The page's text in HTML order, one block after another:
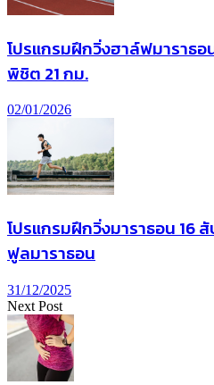
โปรแกรมฝึกวิ่งฮาล์ฟมาราธ
พิชิต 21 กม.
02/01/2026
โปรแกรมฝึกวิ่งมาราธอน 16
ฟูลมาราธอน
31/12/2025
Next Post